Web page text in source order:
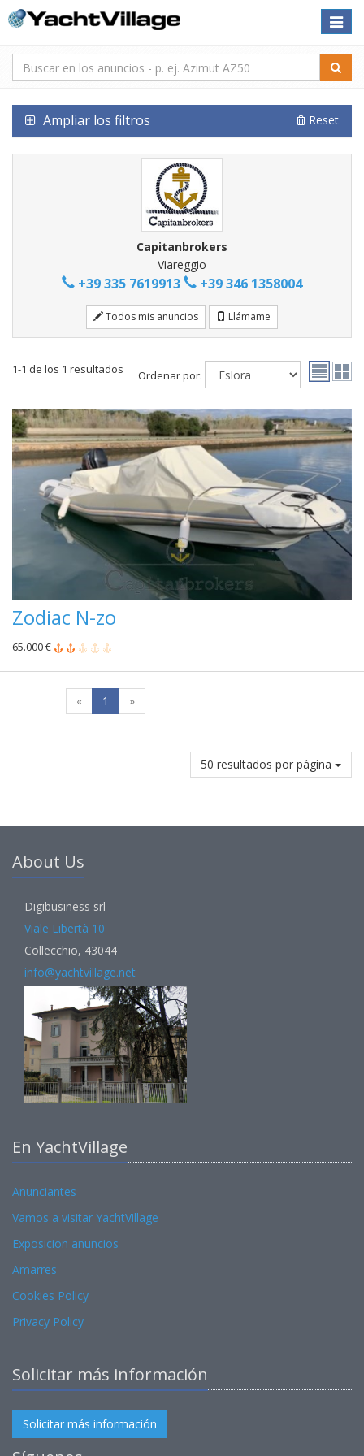
Toggle
Ampliar los filtros Reset
Capitanbrokers
Viareggio
+39 335 7619913 +39 346 1358004
Todos mis anuncios Llámame
1-1 de los 1 resultados Ordenar por:
Zodiac N-zo
65.000 €
« 1 »
50 resultados por página
About Us
Digibusiness srl
Viale Libertà 10
Collecchio, 43044
info@yachtvillage.net
En YachtVillage
Anunciantes
Vamos a visitar YachtVillage
Exposicion anuncios
Amarres
Cookies Policy
Privacy Policy
Solicitar más información
Solicitar más información